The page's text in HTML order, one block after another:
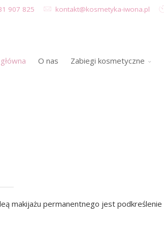
907 825 kontakt@kosmetyka-iwona.pl
O nas Zabiegi kosmetyczne
makijażu permanentnego jest